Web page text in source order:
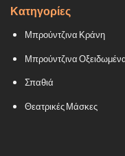
Κατηγορίες
Μπρούντζινα Κράνη
Μπρούντζινα
Σπαθιά
Θεατρικές Μάσκες